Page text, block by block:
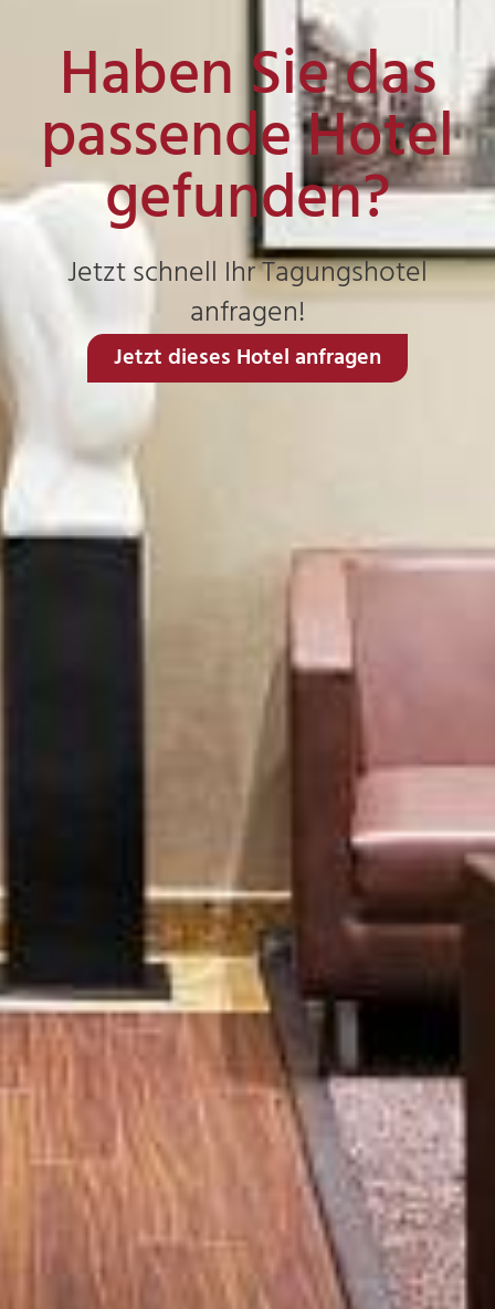
Haben Sie das
passende Hotel
gefunden?
Jetzt schnell Ihr Tagungshotel
anfragen!
Jetzt dieses Hotel anfragen